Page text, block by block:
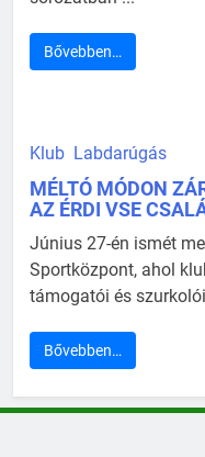
Bővebben…
Klub Labdarúgás
MÉLTÓ MÓDON
AZ ÉRDI VSE
Június 27-én ismét
Sportközpont, ahol
támogatói és
Bővebben…